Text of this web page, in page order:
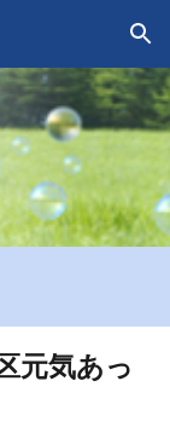
Skip to navigation
元気あっ